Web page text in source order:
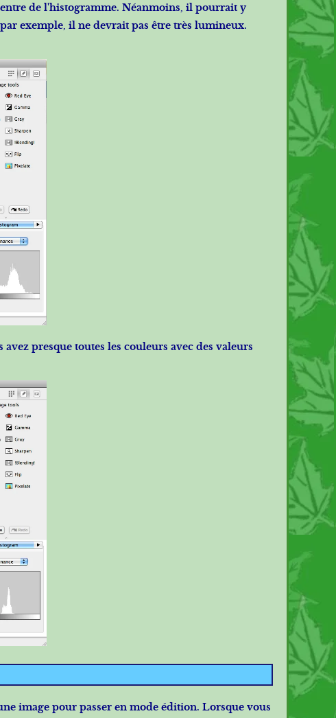
de l'histogramme. Néanmoins, il pourrait y
exemple, il ne devrait pas être très lumineux.
presque toutes les couleurs avec des valeurs
image pour passer en mode édition. Lorsque vous